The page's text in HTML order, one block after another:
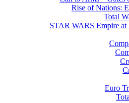
Rise of Nations:
Total
STAR WARS Empire at
Euro